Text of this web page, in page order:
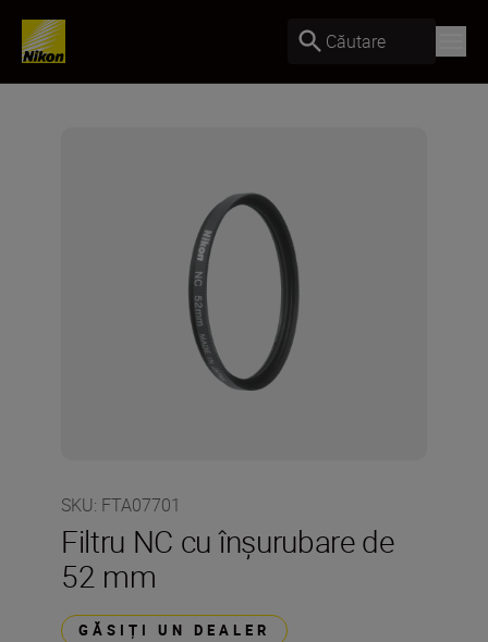
Căutare
SKU: FTA07701
Filtru NC cu înşurubare de
52 mm
GĂSIȚI UN DEALER